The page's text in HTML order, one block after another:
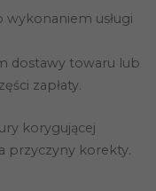
usługi
dostawy towaru lub
zapłaty.
korygującej
przyczyny korekty.
jak
nasza